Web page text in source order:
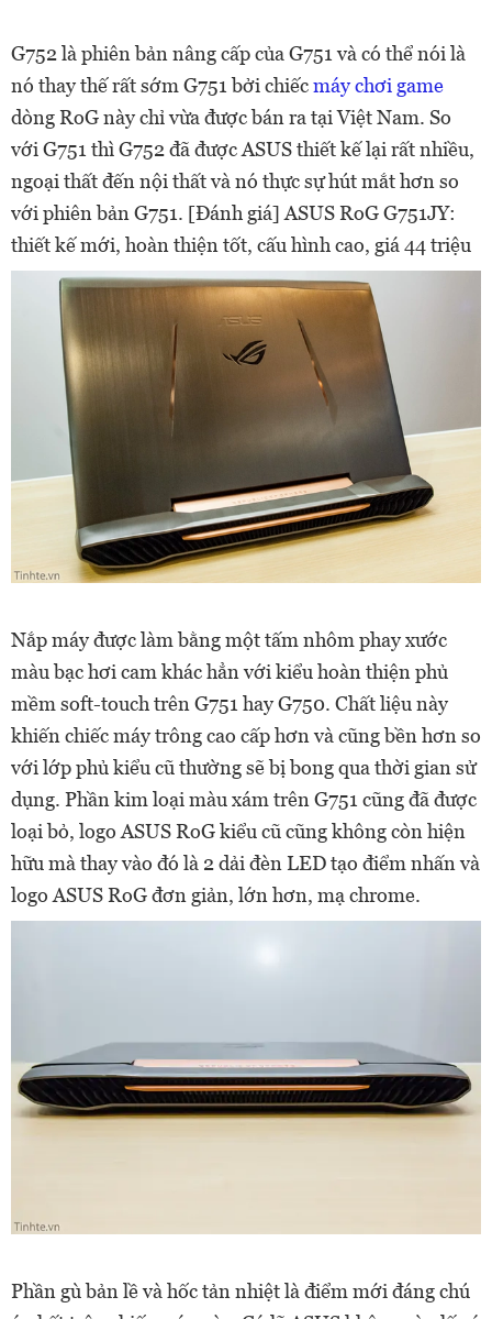
G752 là phiên bản nâng cấp của G751 và có thể nói là
nó thay thế rất sớm G751 bởi chiếcmáy chơi game
dòng RoG này chỉ vừa được bán ra tại Việt Nam. So
với G751 thì G752 đã được ASUS thiết kế lại rất nhiều,
ngoại thất đến nội thất và nó thực sự hút mắt hơn so
với phiên bản G751. [Đánh giá] ASUS RoG G751JY:
thiết kế mới, hoàn thiện tốt, cấu hình cao, giá 44 triệu
Nắp máy được làm bằng một tấm nhôm phay xước
màu bạc hơi cam khác hẳn với kiểu hoàn thiện phủ
mềm soft-touch trên G751 hay G750. Chất liệu này
khiến chiếc máy trông cao cấp hơn và cũng bền hơn so
với lớp phủ kiểu cũ thường sẽ bị bong qua thời gian sử
dụng. Phần kim loại màu xám trên G751 cũng đã được
loại bỏ, logo ASUS RoG kiểu cũ cũng không còn hiện
hữu mà thay vào đó là 2 dải đèn LED tạo điểm nhấn và
logo ASUS RoG đơn giản, lớn hơn, mạ chrome.​
Phần gù bản lề và hốc tản nhiệt là điểm mới đáng chú